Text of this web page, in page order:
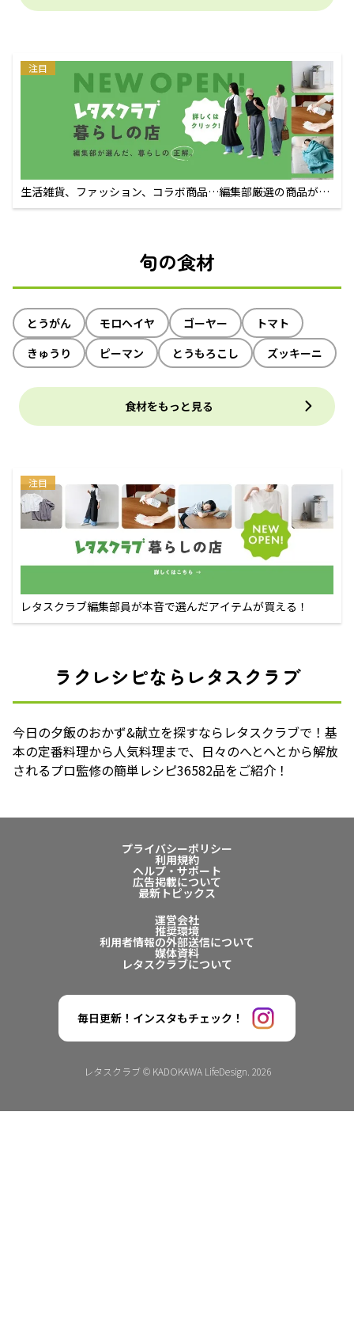
注目
生活雑貨、ファッション、コラボ商品…編集部厳選の商品が買
えるECサイト
旬の食材
とうがん モロヘイヤ ゴーヤー
トマト
きゅうり
ピーマン とうもろこし ズッキーニ
食材をもっと見る
注目
レタスクラブ編集部員が本音で選んだアイテムが買える！
ラクレシピならレタスクラブ
今日の夕飯のおかず&献立を探すならレタスクラブで！基
本の定番料理から人気料理まで、日々のへとへとから解放
されるプロ監修の簡単レシピ36582品をご紹介！
プライバシーポリシー
利用規約
ヘルプ・サポート
広告掲載について
最新トピックス
運営会社
推奨環境
利用者情報の外部送信について
媒体資料
レタスクラブについて
毎日更新！インスタもチェック！
レタスクラブ © KADOKAWA LifeDesign. 2026